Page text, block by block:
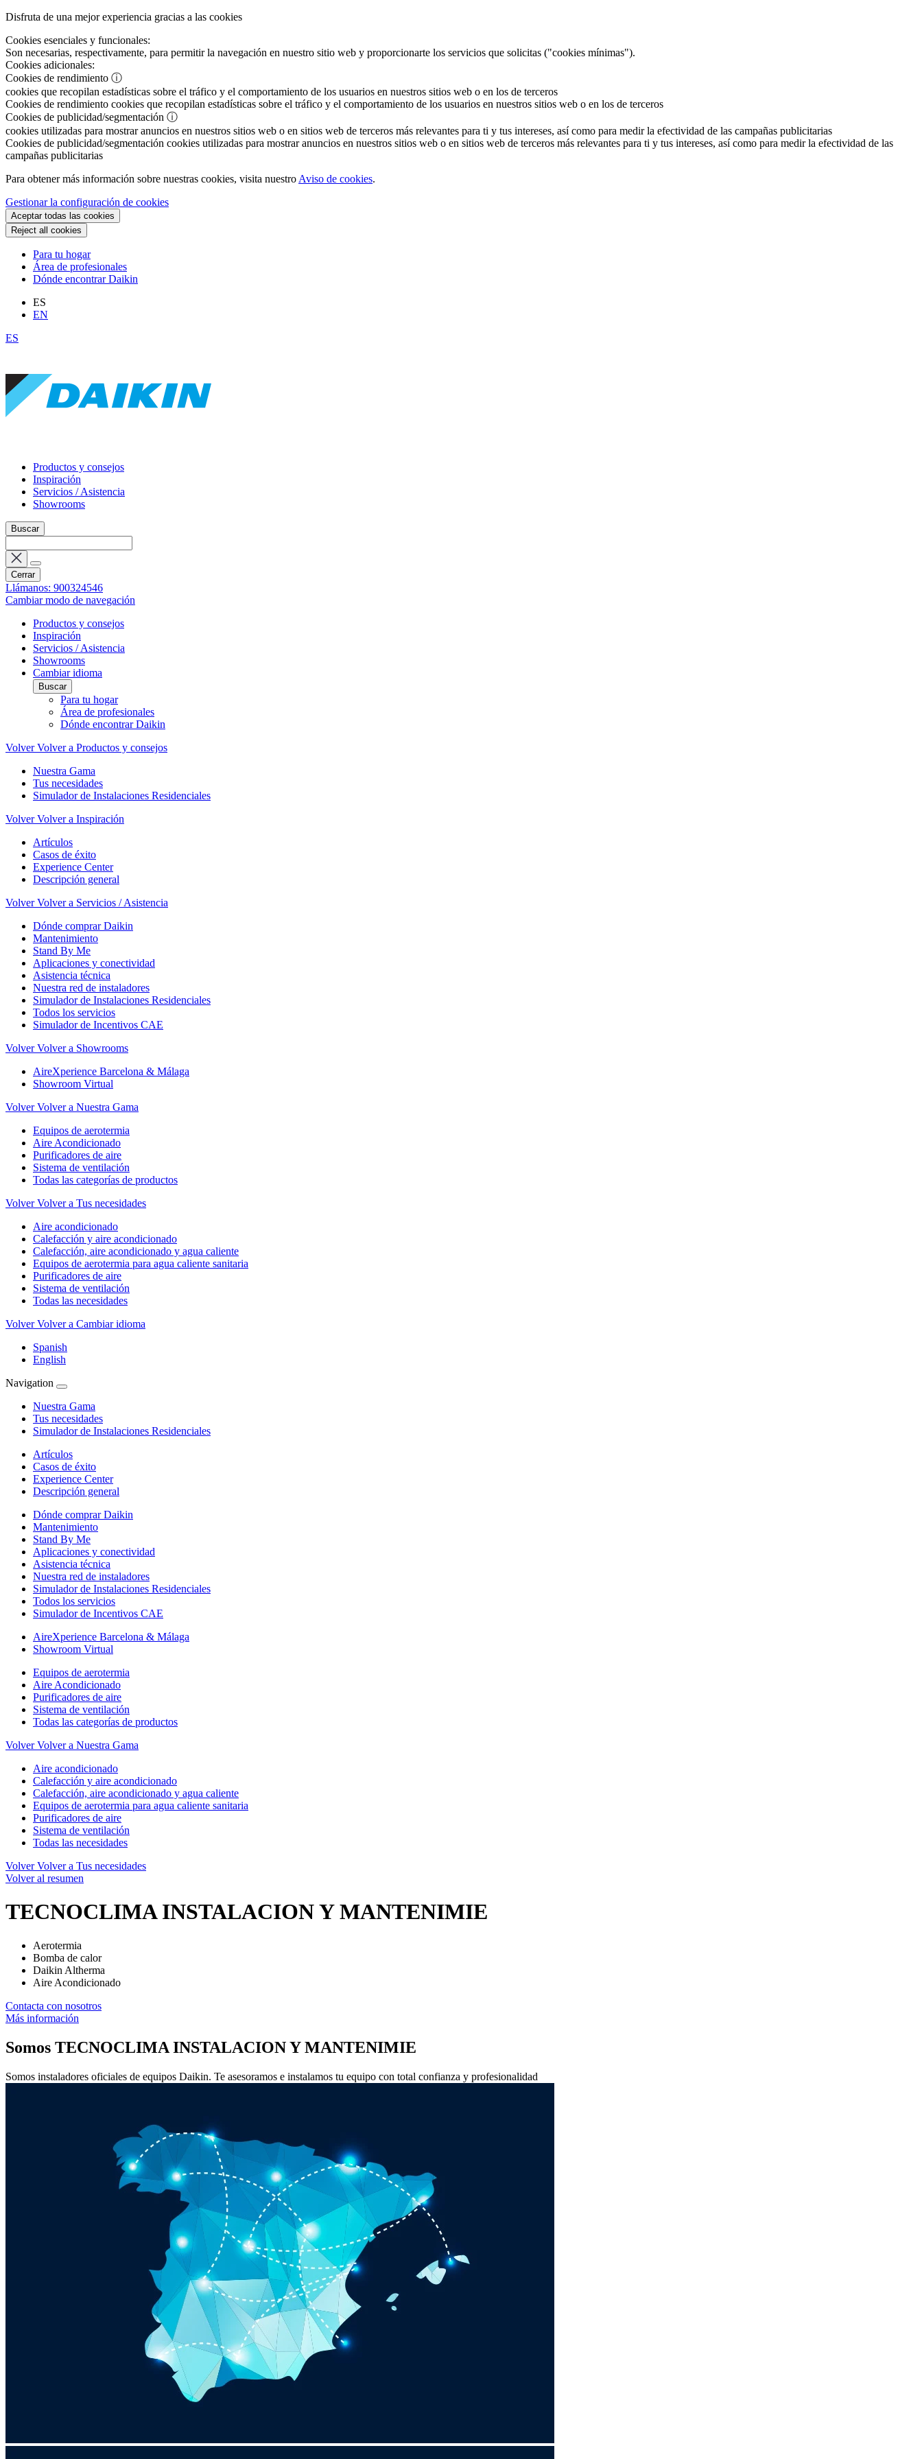
Disfruta de una mejor experiencia gracias a las cookies
Cookies esenciales y funcionales:
Son necesarias, respectivamente, para permitir la navegación en nuestro sitio web y proporcionarte los servicios que solicitas ("cookies mínimas").
Cookies adicionales:
Cookies de rendimiento ⓘ
cookies que recopilan estadísticas sobre el tráfico y el comportamiento de los usuarios en nuestros sitios web o en los de terceros
Cookies de rendimiento cookies que recopilan estadísticas sobre el tráfico y el comportamiento de los usuarios en nuestros sitios web o en los de terceros
Cookies de publicidad/segmentación ⓘ
cookies utilizadas para mostrar anuncios en nuestros sitios web o en sitios web de terceros más relevantes para ti y tus intereses, así como para medir la efectividad de las campañas publicitarias
Cookies de publicidad/segmentación cookies utilizadas para mostrar anuncios en nuestros sitios web o en sitios web de terceros más relevantes para ti y tus intereses, así como para medir la efectividad de las
campañas publicitarias
Para obtener más información sobre nuestras cookies, visita nuestro Aviso de cookies.
Gestionar la configuración de cookies
Aceptar todas las cookies
Reject all cookies
Para tu hogar
Área de profesionales
Dónde encontrar Daikin
ES
EN
ES
Productos y consejos
Inspiración
Servicios / Asistencia
Showrooms
Buscar
Cerrar
Llámanos: 900324546
Cambiar modo de navegación
Productos y consejos
Inspiración
Servicios / Asistencia
Showrooms
Cambiar idioma
Buscar
Para tu hogar
Área de profesionales
Dónde encontrar Daikin
Volver Volver a Productos y consejos
Nuestra Gama
Tus necesidades
Simulador de Instalaciones Residenciales
Volver Volver a Inspiración
Artículos
Casos de éxito
Experience Center
Descripción general
Volver Volver a Servicios / Asistencia
Dónde comprar Daikin
Mantenimiento
Stand By Me
Aplicaciones y conectividad
Asistencia técnica
Nuestra red de instaladores
Simulador de Instalaciones Residenciales
Todos los servicios
Simulador de Incentivos CAE
Volver Volver a Showrooms
AireXperience Barcelona & Málaga
Showroom Virtual
Volver Volver a Nuestra Gama
Equipos de aerotermia
Aire Acondicionado
Purificadores de aire
Sistema de ventilación
Todas las categorías de productos
Volver Volver a Tus necesidades
Aire acondicionado
Calefacción y aire acondicionado
Calefacción, aire acondicionado y agua caliente
Equipos de aerotermia para agua caliente sanitaria
Purificadores de aire
Sistema de ventilación
Todas las necesidades
Volver Volver a Cambiar idioma
Spanish
English
Navigation
Nuestra Gama
Tus necesidades
Simulador de Instalaciones Residenciales
Artículos
Casos de éxito
Experience Center
Descripción general
Dónde comprar Daikin
Mantenimiento
Stand By Me
Aplicaciones y conectividad
Asistencia técnica
Nuestra red de instaladores
Simulador de Instalaciones Residenciales
Todos los servicios
Simulador de Incentivos CAE
AireXperience Barcelona & Málaga
Showroom Virtual
Equipos de aerotermia
Aire Acondicionado
Purificadores de aire
Sistema de ventilación
Todas las categorías de productos
Volver Volver a Nuestra Gama
Aire acondicionado
Calefacción y aire acondicionado
Calefacción, aire acondicionado y agua caliente
Equipos de aerotermia para agua caliente sanitaria
Purificadores de aire
Sistema de ventilación
Todas las necesidades
Volver Volver a Tus necesidades
Volver al resumen
TECNOCLIMA INSTALACION Y MANTENIMIE
Aerotermia
Bomba de calor
Daikin Altherma
Aire Acondicionado
Contacta con nosotros
Más información
Somos TECNOCLIMA INSTALACION Y MANTENIMIE
Somos instaladores oficiales de equipos Daikin. Te asesoramos e instalamos tu equipo con total confianza y profesionalidad